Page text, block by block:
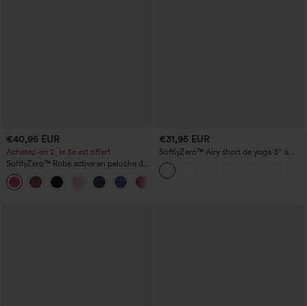
€40,95 EUR
Achetez-en 2, le 3e est offert
SoftlyZero™ Robe active en peluche dos
nu — Édition Hyper Facile
€31,95 EUR
SoftlyZero™ Airy short de yoga 3'' à
taille haute, froncé, InstantCool, avec
poches